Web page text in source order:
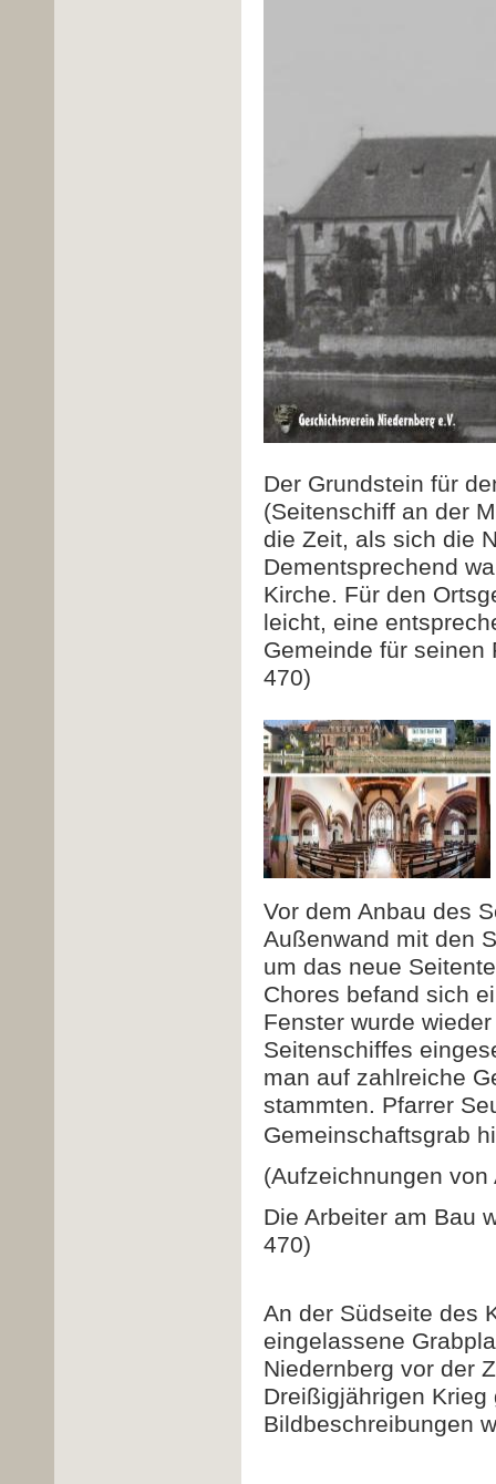
Der Grundstein für
(Seitenschiff an der
die Zeit, als sich die
Dementsprechend
Kirche. Für den
leicht, eine
Gemeinde für seinen
470)
Vor dem Anbau des
Außenwand mit den
um das neue
Chores befand sich
Fenster wurde
Seitenschiffes
man auf zahlreiche
stammten. Pfarrer
Gemeinschaftsgrab
(Aufzeichnungen von
Die Arbeiter am Bau
470)
An der Südseite des
eingelassene
Niedernberg vor der
Dreißigjährigen
Bildbeschreibungen